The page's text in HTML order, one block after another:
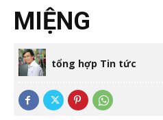
MIỆNG
tổng hợp Tin tức